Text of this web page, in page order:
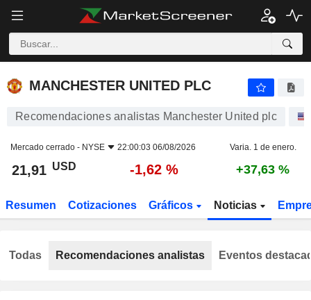
MANCHESTER UNITED PLC
MANCHESTER UNITED PLC
Recomendaciones analistas Manchester United plc
Mercado cerrado - NYSE 22:00:03 06/08/2026 Varia. 1 de enero.
21,91 USD -1,62 % +37,63 %
Resumen Cotizaciones Gráficos Noticias
Todas Recomendaciones analistas Eventos